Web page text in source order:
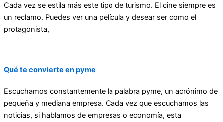
Cada vez se estila más este tipo de turismo. El cine siempre es
un reclamo. Puedes ver una película y desear ser como el
protagonista,
Qué te convierte en pyme
Escuchamos constantemente la palabra pyme, un acrónimo de
pequeña y mediana empresa. Cada vez que escuchamos las
noticias, si hablamos de empresas o economía, esta